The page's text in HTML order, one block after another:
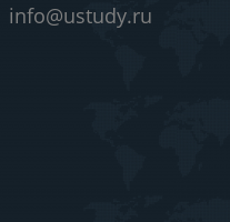
info@ustudy.ru